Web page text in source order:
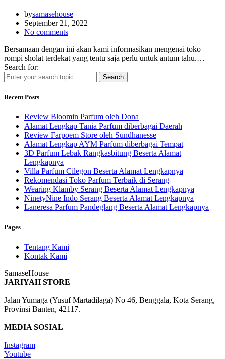
bysamasehouse
September 21, 2022
No comments
Bersamaan dengan ini akan kami informasikan mengenai toko
rompi sholat terdekat yang tentu saja perlu untuk antum tahu.…
Search for:
Search
Recent Posts
Review Bloomin Parfum oleh Dona
Alamat Lengkap Tania Parfum diberbagai Daerah
Review Farpoem Store oleh Sundhanesse
Alamat Lengkap AYM Parfum diberbagai Tempat
3D Parfum Lebak Rangkasbitung Beserta Alamat
Lengkapnya
Villa Parfum Cilegon Beserta Alamat Lengkapnya
Rekomendasi Toko Parfum Terbaik di Serang
Wearing Klamby Serang Beserta Alamat Lengkapnya
NinetyNine Indo Serang Beserta Alamat Lengkapnya
Laneresa Parfum Pandeglang Beserta Alamat Lengkapnya
Pages
Tentang Kami
Kontak Kami
SamaseHouse
JARIYAH STORE
Jalan Yumaga (Yusuf Martadilaga) No 46, Benggala, Kota Serang,
Provinsi Banten, 42117.
MEDIA SOSIAL
Instagram
Youtube